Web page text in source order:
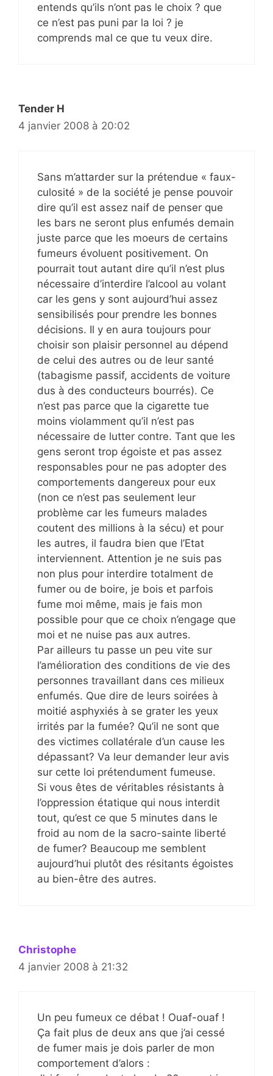
entends qu’ils n’ont pas le choix ? que
ce n’est pas puni par la loi ? je
comprends mal ce que tu veux dire.
Tender H
4 janvier 2008 à 20:02
Sans m’attarder sur la prétendue « faux-
culosité » de la société je pense pouvoir
dire qu’il est assez naif de penser que
les bars ne seront plus enfumés demain
juste parce que les moeurs de certains
fumeurs évoluent positivement. On
pourrait tout autant dire qu’il n’est plus
nécessaire d’interdire l’alcool au volant
car les gens y sont aujourd’hui assez
sensibilisés pour prendre les bonnes
décisions. Il y en aura toujours pour
choisir son plaisir personnel au dépend
de celui des autres ou de leur santé
(tabagisme passif, accidents de voiture
dus à des conducteurs bourrés). Ce
n’est pas parce que la cigarette tue
moins violamment qu’il n’est pas
nécessaire de lutter contre. Tant que les
gens seront trop égoiste et pas assez
responsables pour ne pas adopter des
comportements dangereux pour eux
(non ce n’est pas seulement leur
problème car les fumeurs malades
coutent des millions à la sécu) et pour
les autres, il faudra bien que l’Etat
interviennent. Attention je ne suis pas
non plus pour interdire totalment de
fumer ou de boire, je bois et parfois
fume moi même, mais je fais mon
possible pour que ce choix n’engage que
moi et ne nuise pas aux autres.
Par ailleurs tu passe un peu vite sur
l’amélioration des conditions de vie des
personnes travaillant dans ces milieux
enfumés. Que dire de leurs soirées à
moitié asphyxiés à se grater les yeux
irrités par la fumée? Qu’il ne sont que
des victimes collatérale d’un cause les
dépassant? Va leur demander leur avis
sur cette loi prétendument fumeuse.
Si vous êtes de véritables résistants à
l’oppression étatique qui nous interdit
tout, qu’est ce que 5 minutes dans le
froid au nom de la sacro-sainte liberté
de fumer? Beaucoup me semblent
aujourd’hui plutôt des résitants égoistes
au bien-être des autres.
Christophe
4 janvier 2008 à 21:32
Un peu fumeux ce débat ! Ouaf-ouaf !
Ça fait plus de deux ans que j’ai cessé
de fumer mais je dois parler de mon
comportement d’alors :